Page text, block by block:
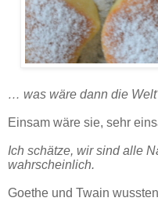
… was wäre dann die
Einsam wäre sie, sehr
Ich schätze, wir sind alle
wahrscheinlich.
Goethe und Twain